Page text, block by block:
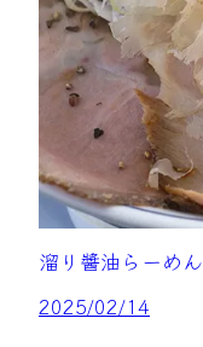
溜り醬油らーめん
2025/02/14